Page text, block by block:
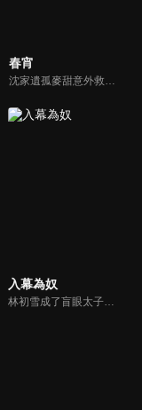
春宵
沈家遺孤麥甜意外救下重傷失憶的太子瑾川，為逃避皇命，她借機與之假結婚。不料一場契約婚書卻生出先婚後愛的真情羈絆。最終二人攜手揭開了科舉舞弊的滔天黑幕，並為沈家平反雪冤。
入幕為奴